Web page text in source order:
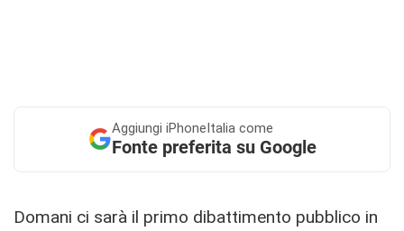
Aggiungi iPhoneItalia come
Fonte preferita su Google
Domani ci sarà il primo dibattimento pubblico in